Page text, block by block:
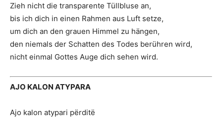
Zieh nicht die transparente Tüllbluse an,
bis ich dich in einen Rahmen aus Luft setze,
um dich an den grauen Himmel zu hängen,
den niemals der Schatten des Todes berühren wird,
nicht einmal Gottes Auge dich sehen wird.
AJO KALON ATYPARA
Ajo kalon atypari përditë